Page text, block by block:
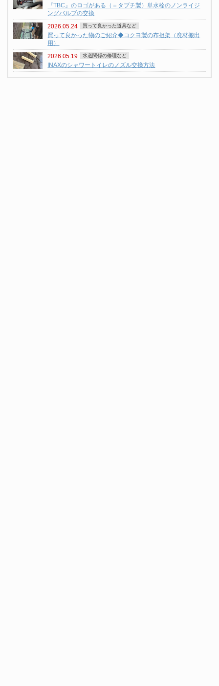
『TBC』のロゴがある（＝タブチ製）単水栓のノンライジ
ングバルブの交換
2026.05.24 買って良かった道具など
買って良かった物のご紹介◆コクヨ製の布担架（廃材搬出
用）
2026.05.19 水道関係の修理など
INAXのシャワートイレのノズル交換方法